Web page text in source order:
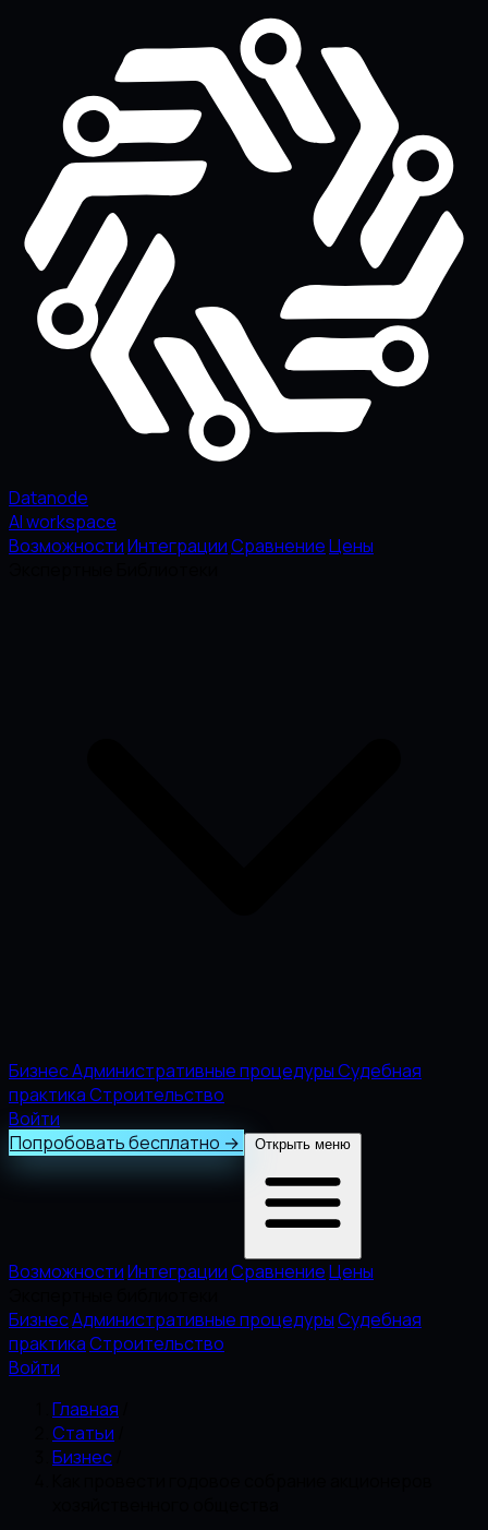
Datanode
AI workspace
ВозможностиИнтеграцииСравнениеЦены
БизнесАдминистративные процедурыСудебная
практикаСтроительство
Войти
Попробовать бесплатно → Открыть меню
ВозможностиИнтеграцииСравнениеЦены
БизнесАдминистративные процедурыСудебная
практикаСтроительство
Войти
Главная
Статьи
Бизнес